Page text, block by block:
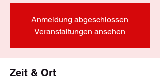
Anmeldung abgeschlossen
Veranstaltungen ansehen
Zeit & Ort